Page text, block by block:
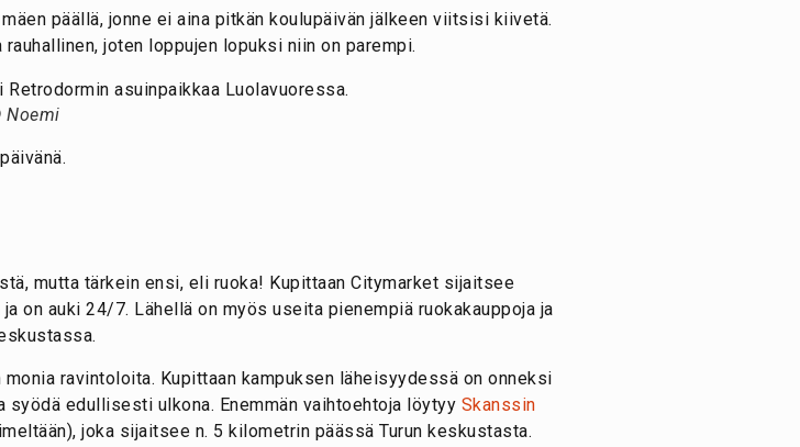
päällä, jonne ei aina pitkän koulupäivän jälkeen viitsisi kiivetä.
joten loppujen lopuksi niin on parempi.
Noemi
mutta tärkein ensi, eli ruoka! Kupittaan Citymarket sijaitsee
on auki 24/7. Lähellä on myös useita pienempiä ruokakauppoja ja
ravintoloita. Kupittaan kampuksen läheisyydessä on onneksi
syödä edullisesti ulkona. Enemmän vaihtoehtoja löytyy Skanssin
joka sijaitsee n. 5 kilometrin päässä Turun keskustasta.